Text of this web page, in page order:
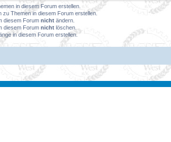
in diesem Forum erstellen.
zu Themen in diesem Forum erstellen.
diesem Forum nicht ändern.
diesem Forum nicht löschen.
in diesem Forum erstellen.